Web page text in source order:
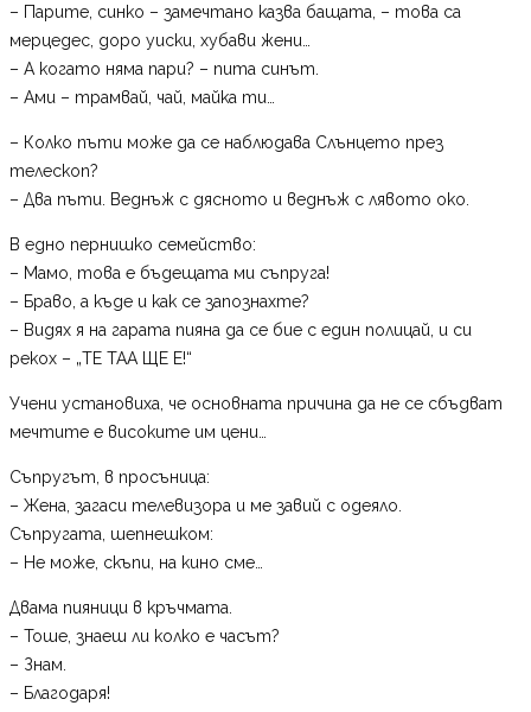
– Парите, синко – замечтано казва бащата, – това са
мерцедес, доро уиски, хубави жени…
– А когато няма пари? – пита синът.
– Ами – трамвай, чай, майка ти…
– Колко пъти може да се наблюдава Слънцето през
телескоп?
– Два пъти. Веднъж с дясното и веднъж с лявото око.
В едно пернишко семейство:
– Мамо, това е бъдещата ми съпруга!
– Браво, а къде и как се запознахте?
– Видях я на гарата пияна да се бие с един полицай, и си
рекох – „ТЕ ТАА ЩЕ Е!“
Учени установиха, че основната причина да не се сбъдват
мечтите е високите им цени…
Съпругът, в просъница:
– Жена, загаси телевизора и ме завий с одеяло.
Съпругата, шепнешком:
– Не може, скъпи, на кино сме…
Двама пияници в кръчмата.
– Тоше, знаеш ли колко е часът?
– Знам.
– Благодаря!